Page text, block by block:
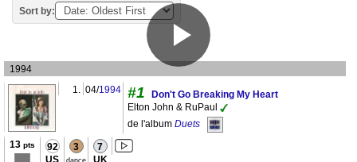
Sort by:
1994
1. 04/1994 #1
Don't Go Breaking My Heart
Elton John & RuPaul
de l'album Duets
13 pts 92
US
3
dance
7
UK